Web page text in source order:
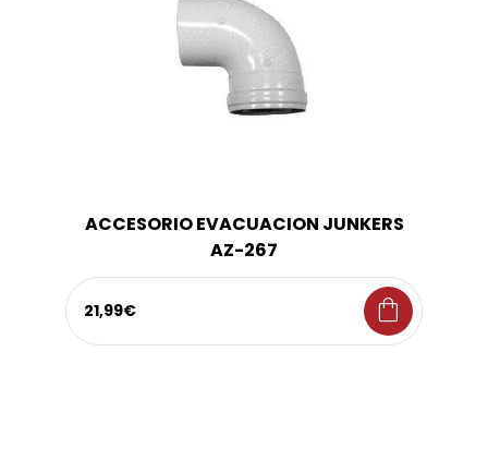
ACCESORIO EVACUACION JUNKERS
AZ-267
21,99€ shopping_bag